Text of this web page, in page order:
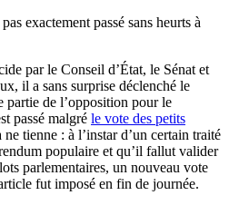
exactement passé sans heurts à
par le Conseil d’État, le Sénat et
il a sans surprise déclenché le
partie de l’opposition pour le
passé malgré le vote des petits
ne tienne : à l’instar d’un certain traité
populaire et qu’il fallut valider
parlementaires, un nouveau vote
fut imposé en fin de journée.